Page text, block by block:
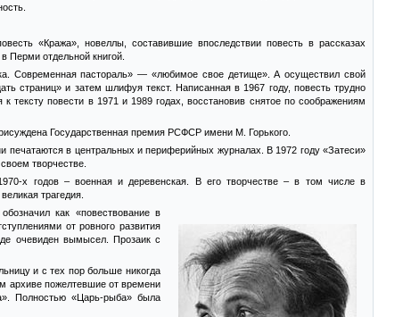
«Кража», новеллы, составившие впоследствии повесть в рассказах
Перми отдельной книгой.
Современная пастораль» — «любимое свое детище». А осуществил свой
страниц» и затем шлифуя текст. Написанная в 1967 году, повесть трудно
повести в 1971 и 1989 годах, восстановив снятое по соображениям
Государственная премия РСФСР имени М. Горького.
печатаются в центральных и периферийных журналах. В 1972 году «Затеси»
творчестве.
х годов – военная и деревенская. В его творчестве – в том числе в
трагедия.
как «повествование в
от ровного развития
очевиден вымысел. Прозаик с
и с тех пор больше никогда
архиве пожелтевшие от времени
Полностью «Царь-рыба» была